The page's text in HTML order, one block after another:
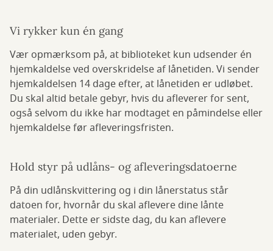
Vi rykker kun én gang
Vær opmærksom på, at biblioteket kun udsender én
hjemkaldelse ved overskridelse af lånetiden. Vi sender
hjemkaldelsen 14 dage efter, at lånetiden er udløbet.
Du skal altid betale gebyr, hvis du afleverer for sent,
også selvom du ikke har modtaget en påmindelse eller
hjemkaldelse før afleveringsfristen.
Hold styr på udlåns- og afleveringsdatoerne
På din udlånskvittering og i din lånerstatus står
datoen for, hvornår du skal aflevere dine lånte
materialer. Dette er sidste dag, du kan aflevere
materialet, uden gebyr.